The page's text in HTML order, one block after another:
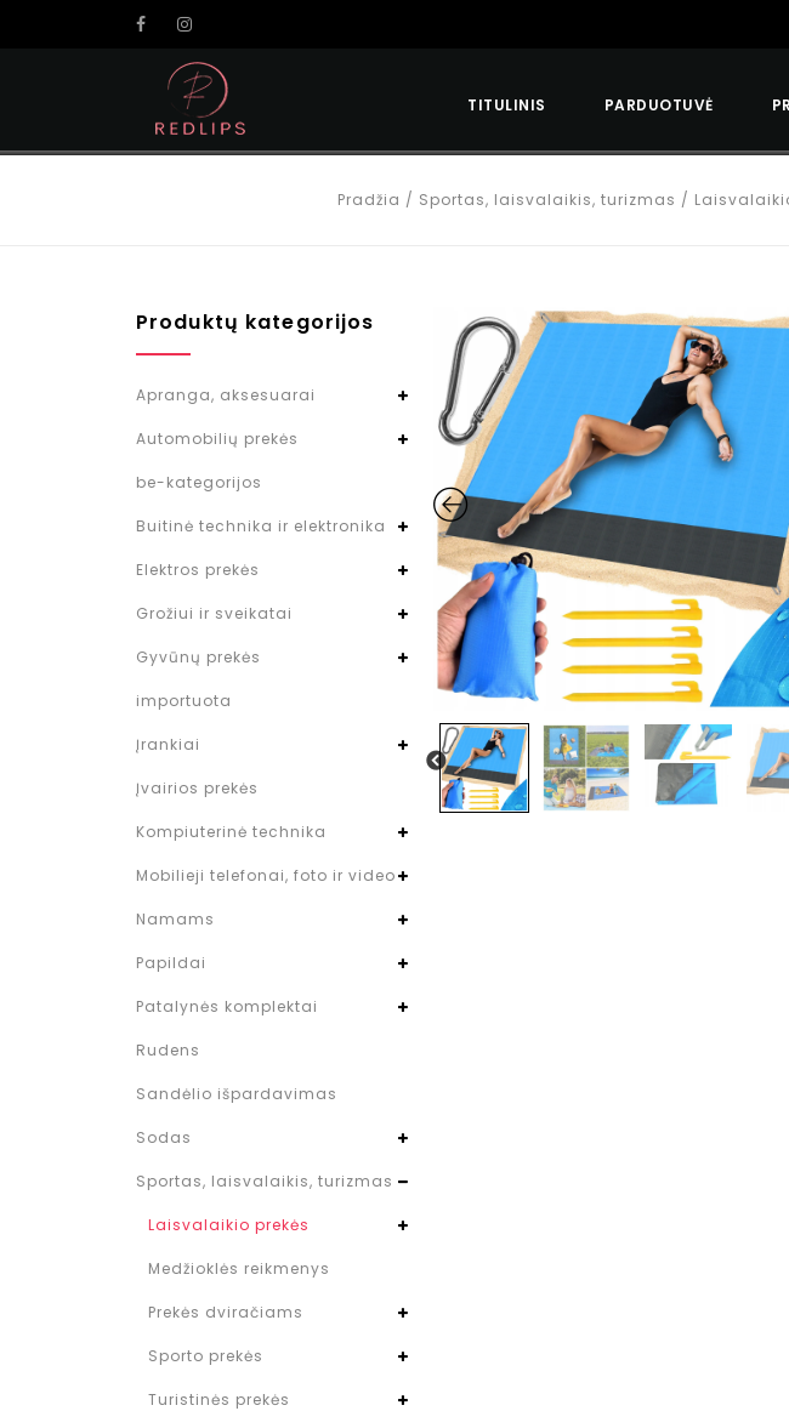
TITULINIS PARDUOTUVĖ
Pradžia / Sportas, laisvalaikis, turizmas /
Produktų kategorijos
Apranga, aksesuarai
Automobilių prekės
be-kategorijos
Buitinė technika ir elektronika
Elektros prekės
Grožiui ir sveikatai
Gyvūnų prekės
importuota
Įrankiai
Įvairios prekės
Kompiuterinė technika
Mobilieji telefonai, foto ir video
Namams
Papildai
Patalynės komplektai
Rudens
Sandėlio išpardavimas
Sodas
Sportas, laisvalaikis, turizmas
Laisvalaikio prekės
Medžioklės reikmenys
Prekės dviračiams
Sporto prekės
Turistinės prekės